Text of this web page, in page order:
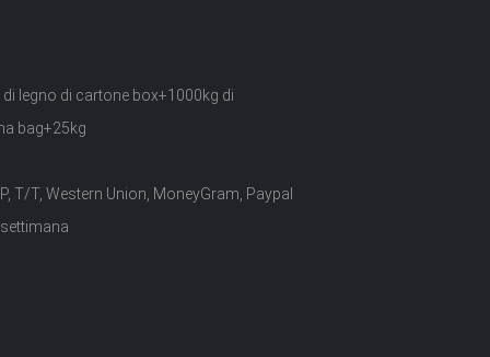
legno di cartone box+1000kg di
bag+25kg
T/T, Western Union, MoneyGram, Paypal